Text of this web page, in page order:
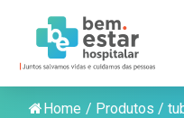
Home / Produtos /